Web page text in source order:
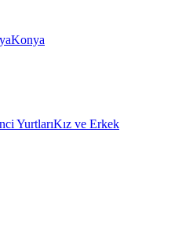
Konya
YurtlarıKız ve Erkek